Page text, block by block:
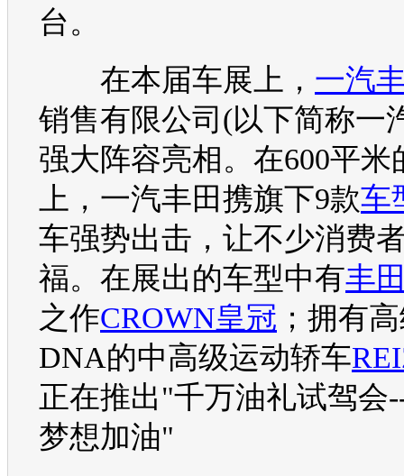
台。
在本届车展 上， 一汽
销售有限公司(以下简称一
强大阵容亮相。在600平米
上， 一汽丰田携旗下9款车
车强势出击，让不少消费
福。在展出的车型中有丰
之作CROWN皇冠 ；拥有
DNA的中高级运动轿车
正在推出"千万油礼试驾会
梦想加油"